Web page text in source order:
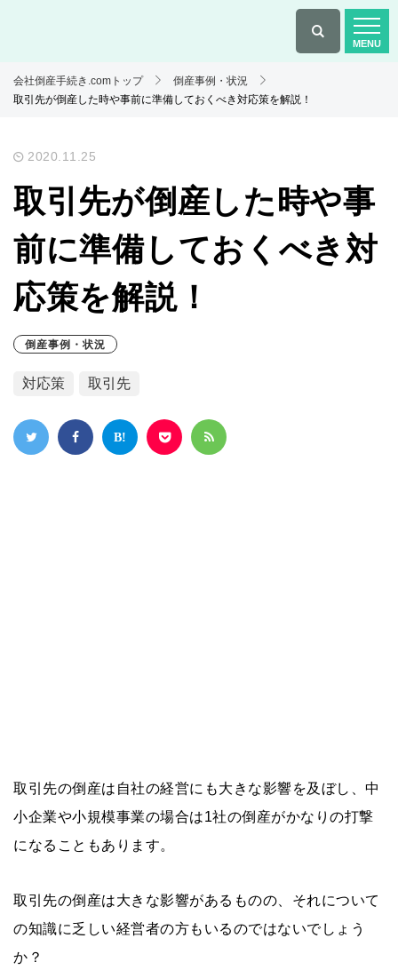
会社倒産手続き.comトップ
倒産事例・状況
取引先が倒産した時や事前に準備しておくべき対応策を解説！
2020.11.25
取引先が倒産した時や事
前に準備しておくべき対
応策を解説！
倒産事例・状況
対応策 取引先
取引先の倒産は自社の経営にも大きな影響を及ぼし、中
小企業や小規模事業の場合は1社の倒産がかなりの打撃
になることもあります。
取引先の倒産は大きな影響があるものの、それについて
の知識に乏しい経営者の方もいるのではないでしょう
か？